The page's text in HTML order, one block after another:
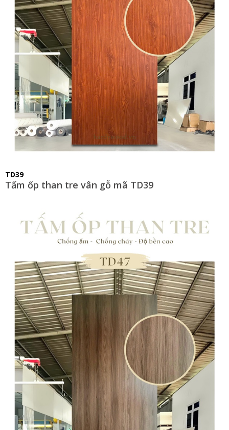
TD39
Tấm ốp than tre vân gỗ mã TD39